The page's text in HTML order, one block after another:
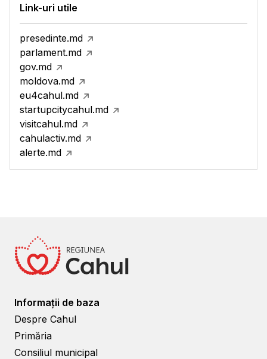
Link-uri utile
presedinte.md
parlament.md
gov.md
moldova.md
eu4cahul.md
startupcitycahul.md
visitcahul.md
cahulactiv.md
alerte.md
Informații de baza
Despre Cahul
Primăria
Consiliul municipal